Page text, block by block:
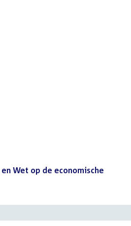
Wet op de economische